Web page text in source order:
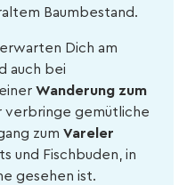
Baumbestand.
Dich am
auch bei
Wanderung zum
verbringe gemütliche
zum Vareler
und Fischbuden, in
gesehen ist.